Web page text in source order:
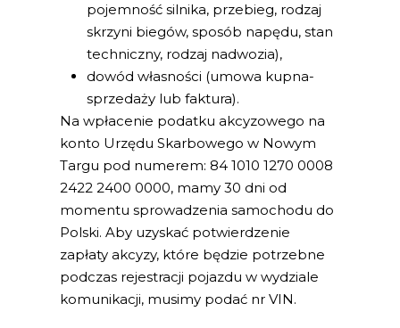
pojemność silnika, przebieg, rodzaj
skrzyni biegów, sposób napędu, stan
techniczny, rodzaj nadwozia),
dowód własności (umowa kupna-
sprzedaży lub faktura).
Na wpłacenie podatku akcyzowego na
konto Urzędu Skarbowego w Nowym
Targu pod numerem: 84 1010 1270 0008
2422 2400 0000, mamy 30 dni od
momentu sprowadzenia samochodu do
Polski. Aby uzyskać potwierdzenie
zapłaty akcyzy, które będzie potrzebne
podczas rejestracji pojazdu w wydziale
komunikacji, musimy podać nr VIN.